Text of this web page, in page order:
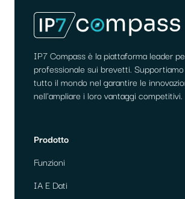
IP7 Compass è la piattaforma leader
professionale sui brevetti.
tutto il mondo nel garantire le
nell'ampliare i loro vantaggi competitivi.
Prodotto
Funzioni
IA E Dati